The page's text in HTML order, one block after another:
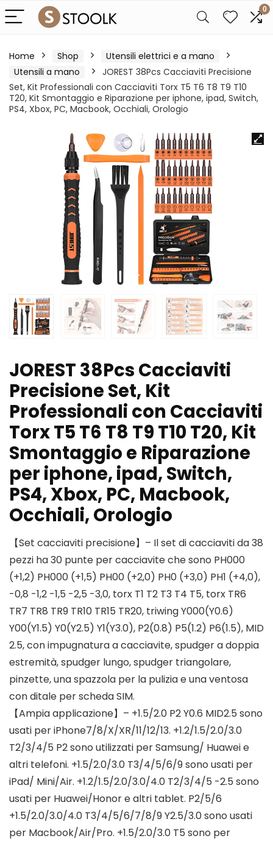
0
Home Shop
Utensili elettrici e a mano
Utensili a mano
JOREST 38Pcs Cacciaviti Precisione
Set, Kit Professionali con Cacciaviti Torx T5 T6 T8 T9 T10
T20, Kit Smontaggio e Riparazione per iphone, ipad, Switch,
PS4, Xbox, PC, Macbook, Occhiali, Orologio
JOREST 38Pcs Cacciaviti
Precisione Set, Kit
Professionali con Cacciaviti
Torx T5 T6 T8 T9 T10 T20, Kit
Smontaggio e Riparazione
per iphone, ipad, Switch,
PS4, Xbox, PC, Macbook,
Occhiali, Orologio
【Set cacciaviti precisione】– Il set di cacciaviti da 38
pezzi ha 30 punte per cacciavite che sono PH000
(+1,2) PH000 (+1,5) PH00 (+2,0) PH0 (+3,0) PH1 (+4,0),
-0,8 -1,2 -1,5 -2,5 -3,0, torx T1 T2 T3 T4 T5, torx TR6
TR7 TR8 TR9 TR10 TR15 TR20, triwing Y000(Y0.6)
Y00(Y1.5) Y0(Y2.5) Y1(Y3.0), P2(0.8) P5(1.2) P6(1.5), MID
2.5, con impugnatura a cacciavite, spudger a doppia
estremità, spudger lungo, spudger triangolare,
pinzette, una spazzola per la pulizia e una ventosa
con ditale per scheda SIM.
【Ampia applicazione】– +1.5/2.0 P2 Y0.6 MID2.5 sono
usati per iPhone7/8/X/XR/11/12/13. +1.2/1.5/2.0/3.0
T2/3/4/5 P2 sono utilizzati per Samsung/ Huawei e
altri telefoni. +1.5/2.0/3.0 T3/4/5/6/9 sono usati per
iPad/ Mini/Air. +1.2/1.5/2.0/3.0/4.0 T2/3/4/5 -2.5 sono
usati per Huawei/Honor e altri tablet. P2/5/6
+1.5/2.0/3.0/4.0 T3/4/5/6/7/8/9 Y2.5/3.0 sono usati
per Macbook/Air/Pro. +1.5/2.0/3.0 T5 sono per